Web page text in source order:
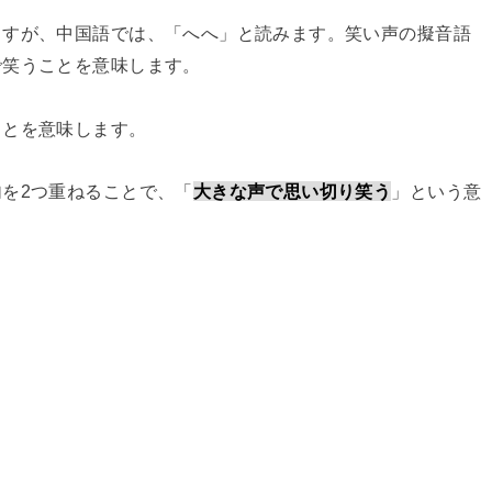
が、中国語では、「へへ」と読みます。笑い声の擬音語
うことを意味します。
を意味します。
2つ重ねることで、「 大きな声で思い切り笑う 」という意